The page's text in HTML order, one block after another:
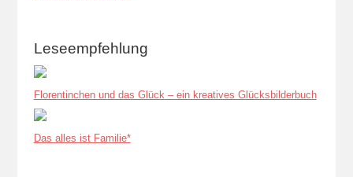
Leseempfehlung
Florentinchen und das Glück – ein kreatives Glücksbilderbuch
Das alles ist Familie*